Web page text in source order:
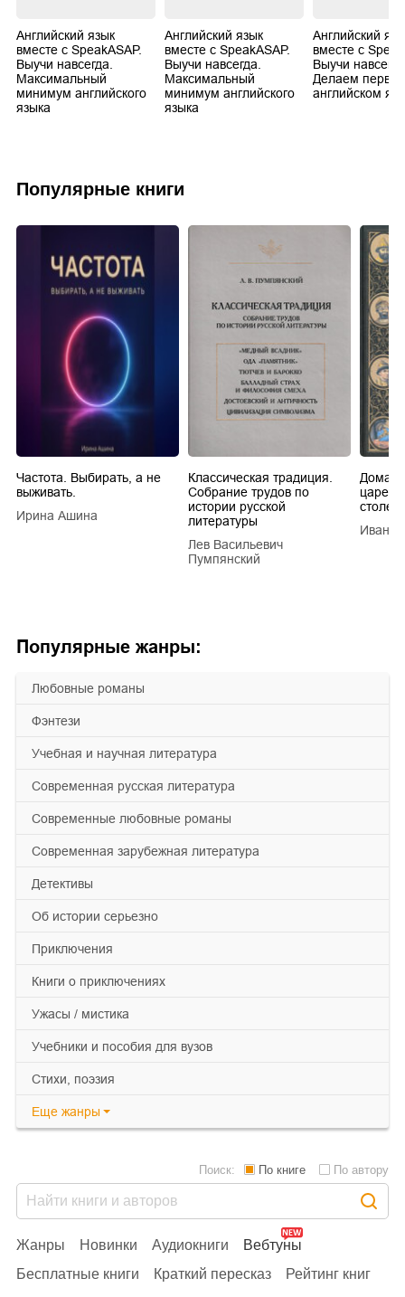
Популярные жанры:
любовные романы
фэнтези
учебная и научная литература
современная русская литература
современные любовные романы
современная зарубежная литература
детективы
об истории серьезно
приключения
книги о приключениях
ужасы / мистика
учебники и пособия для вузов
cтихи, поэзия
Еще жанры
Английский язык
вместе с SpeakASAP.
Выучи навсегда.
Максимальный
минимум английского
языка
Английский язык
вместе с SpeakASAP.
Выучи навсегда.
Максимальный
минимум английского
языка
Английский
вместе с
Выучи
Делаем
английском
Популярные книги
Частота. Выбирать, а не
выживать.
Ирина Ашина
Классическая традиция.
Собрание трудов по
истории русской
литературы
Лев Васильевич
Пумпянский
царей
Иван
Жанры Новинки Аудиокниги
Вебтуны
Бесплатные книги
Краткий пересказ
Рейтинг книг
Поиск: По книге По автору